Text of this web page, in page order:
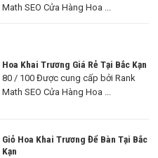
Math SEO Cửa Hàng Hoa ...
Hoa Khai Trương Giá Rẻ Tại Bắc Kạn
80 / 100 Được cung cấp bởi Rank
Math SEO Cửa Hàng Hoa ...
Giỏ Hoa Khai Trương Để Bàn Tại Bắc
Kạn